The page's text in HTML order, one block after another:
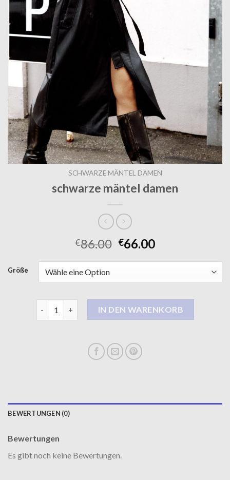
SCHWARZE MÄNTEL DAMEN
schwarze mäntel damen
€86.00 €66.00
Größe
schwarze mäntel damen Menge
IN DEN WARENKORB
BEWERTUNGEN (0)
Bewertungen
Es gibt noch keine Bewertungen.